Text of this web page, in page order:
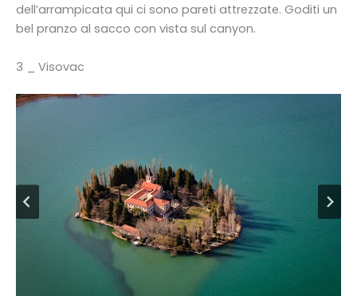
dell’arrampicata qui ci sono pareti attrezzate. Goditi un
bel pranzo al sacco con vista sul canyon.
3 _ Visovac